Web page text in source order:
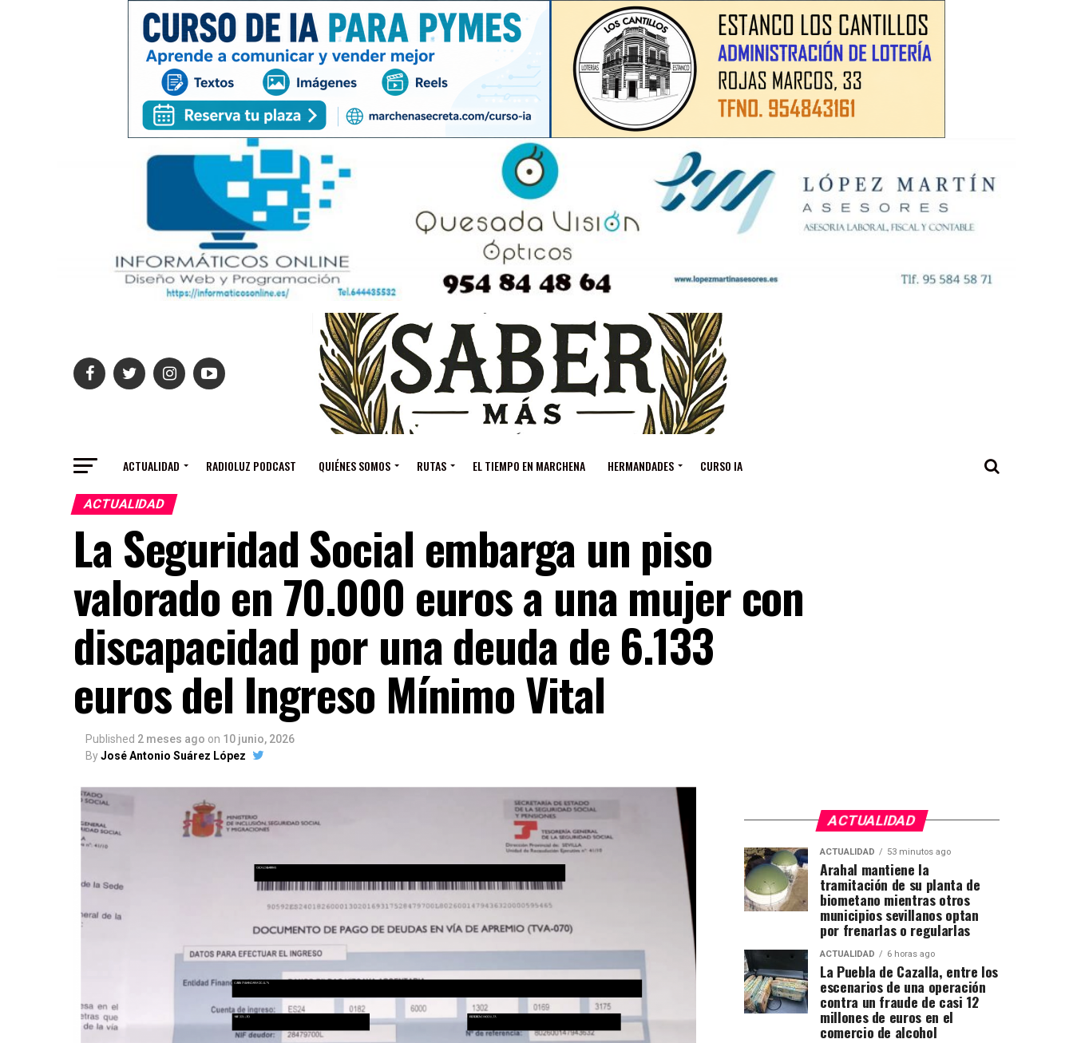
ACTUALIDAD RADIOLUZ PODCAST QUIÉNES SOMOS RUTAS EL TIEMPO EN MARCHENA HERMANDADES CURSO IA
ACTUALIDAD
La Seguridad Social embarga un piso
valorado en 70.000 euros a una mujer con
discapacidad por una deuda de 6.133
euros del Ingreso Mínimo Vital
Published 2 meses ago on 10 junio, 2026
ByJosé Antonio Suárez López
ACTUALIDAD
ACTUALIDAD 53 minutos ago
Arahal mantiene la
tramitación de su planta de
biometano mientras otros
municipios sevillanos optan
por frenarlas o regularlas
ACTUALIDAD 6 horas ago
La Puebla de Cazalla, entre los
escenarios de una operación
contra un fraude de casi 12
millones de euros en el
comercio de alcohol